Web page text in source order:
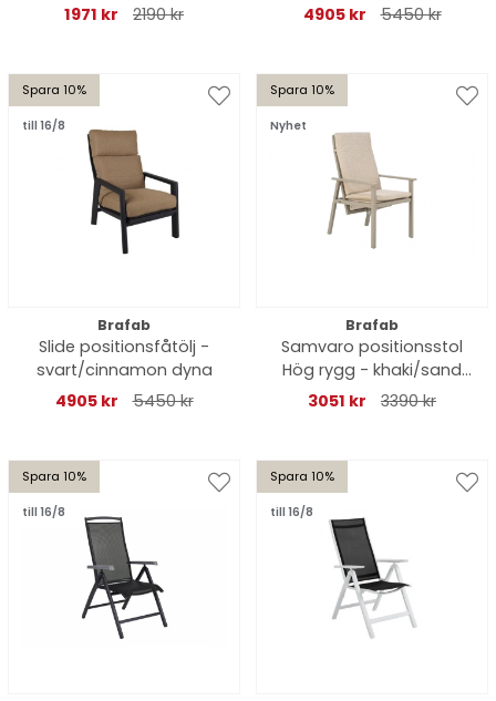
1971 kr
2190 kr
4905 kr
5450 kr
Spara 10%
till 16/8
Brafab
Slide positionsfåtölj -
svart/cinnamon dyna
4905 kr
5450 kr
Spara 10%
Nyhet
Brafab
Samvaro positionsstol
Hög rygg - khaki/sand
dyna
3051 kr 3390 kr
Spara 10%
till 16/8
Spara 10%
till 16/8